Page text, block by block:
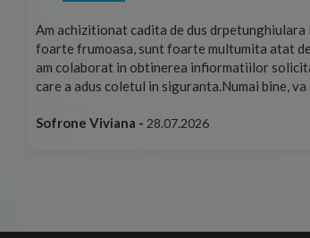
Am achizitionat cadita de dus drpetunghiulara
foarte frumoasa, sunt foarte multumita atat
am colaborat in obtinerea infiormatiilor
care a adus coletul in siguranta.Numai bine,
Sofrone Viviana - 28.07.2026